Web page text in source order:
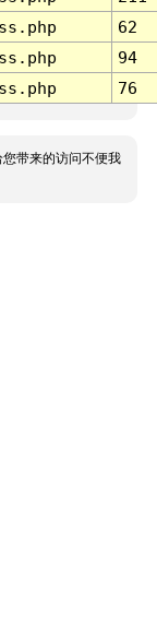
62
94
76
带来的访问不便我